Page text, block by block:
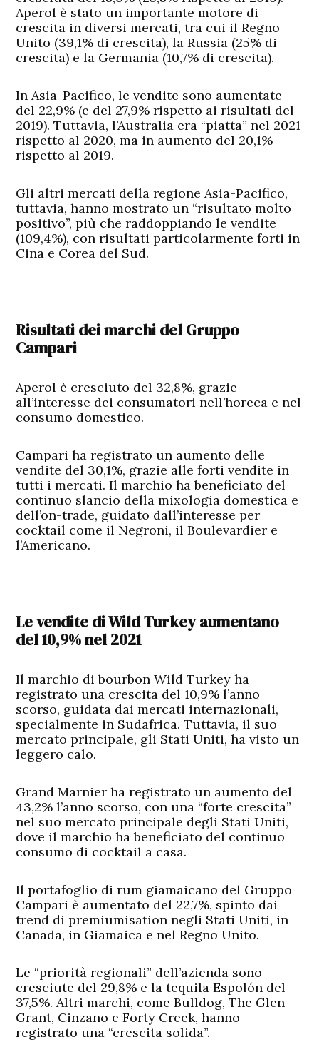
Aperol è stato un importante motore di
crescita in diversi mercati, tra cui il Regno
Unito (39,1% di crescita), la Russia (25% di
crescita) e la Germania (10,7% di crescita).
In Asia-Pacifico, le vendite sono aumentate
del 22,9% (e del 27,9% rispetto ai risultati del
2019). Tuttavia, l’Australia era “piatta” nel 2021
rispetto al 2020, ma in aumento del 20,1%
rispetto al 2019.
Gli altri mercati della regione Asia-Pacifico,
tuttavia, hanno mostrato un “risultato molto
positivo”, più che raddoppiando le vendite
(109,4%), con risultati particolarmente forti in
Cina e Corea del Sud.
Risultati dei marchi del Gruppo
Campari
Aperol è cresciuto del 32,8%, grazie
all’interesse dei consumatori nell’horeca e nel
consumo domestico.
Campari ha registrato un aumento delle
vendite del 30,1%, grazie alle forti vendite in
tutti i mercati. Il marchio ha beneficiato del
continuo slancio della mixologia domestica e
dell’on-trade, guidato dall’interesse per
cocktail come il Negroni, il Boulevardier e
l’Americano.
Le vendite di Wild Turkey aumentano
del 10,9% nel 2021
Il marchio di bourbon Wild Turkey ha
registrato una crescita del 10,9% l’anno
scorso, guidata dai mercati internazionali,
specialmente in Sudafrica. Tuttavia, il suo
mercato principale, gli Stati Uniti, ha visto un
leggero calo.
Grand Marnier ha registrato un aumento del
43,2% l’anno scorso, con una “forte crescita”
nel suo mercato principale degli Stati Uniti,
dove il marchio ha beneficiato del continuo
consumo di cocktail a casa.
Il portafoglio di rum giamaicano del Gruppo
Campari è aumentato del 22,7%, spinto dai
trend di premiumisation negli Stati Uniti, in
Canada, in Giamaica e nel Regno Unito.
Le “priorità regionali” dell’azienda sono
cresciute del 29,8% e la tequila Espolón del
37,5%. Altri marchi, come Bulldog, The Glen
Grant, Cinzano e Forty Creek, hanno
registrato una “crescita solida”.